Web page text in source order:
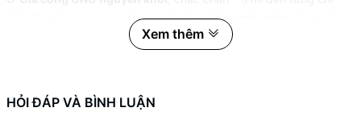
chống rỉ sét – chống mài mòn
Xem thêm
HỎI ĐÁP VÀ BÌNH LUẬN